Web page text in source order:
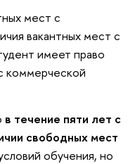
мест с
вакантных мест с
имеет право
коммерческой
в течение пяти лет с
свободных мест
обучения, но